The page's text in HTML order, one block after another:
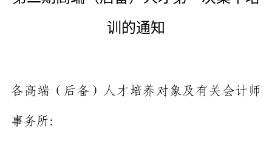
训的通知
各高端（后备）人才培养对象及有关会计师
事务所：